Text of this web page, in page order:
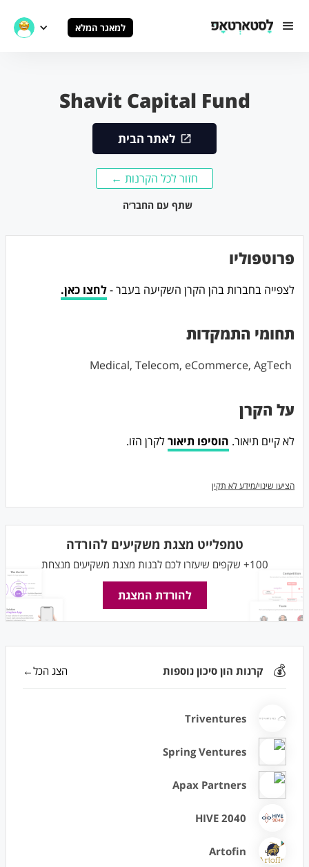
למאגר המלא
Shavit Capital Fund
לאתר הבית
חזור לכל הקרנות ←
שתף עם החבר׳ה
פרוטפוליו
לצפייה בחברות בהן הקרן השקיעה בעבר -לחצו כאן.
תחומי התמקדות
Medical, Telecom, eCommerce, AgTech
על הקרן
לא קיים תיאור. הוסיפו תיאורלקרן הזו.
הציעו שינוי/מידע לא תקין
טמפלייט מצגת משקיעים להורדה
100+ שקפים שיעזרו לכם לבנות מצגת משקיעים מנצחת
להורדת המצגת
💰 קרנות הון סיכון נוספות הצג הכל←
Triventures
Spring Ventures
Apax Partners
HIVE 2040
Artofin